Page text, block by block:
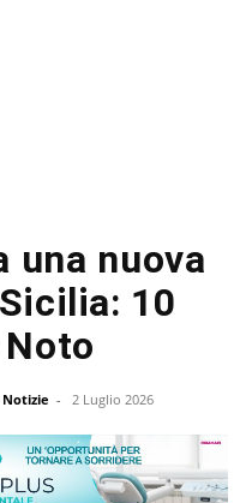
una nuova
10
- 2 Luglio 2026